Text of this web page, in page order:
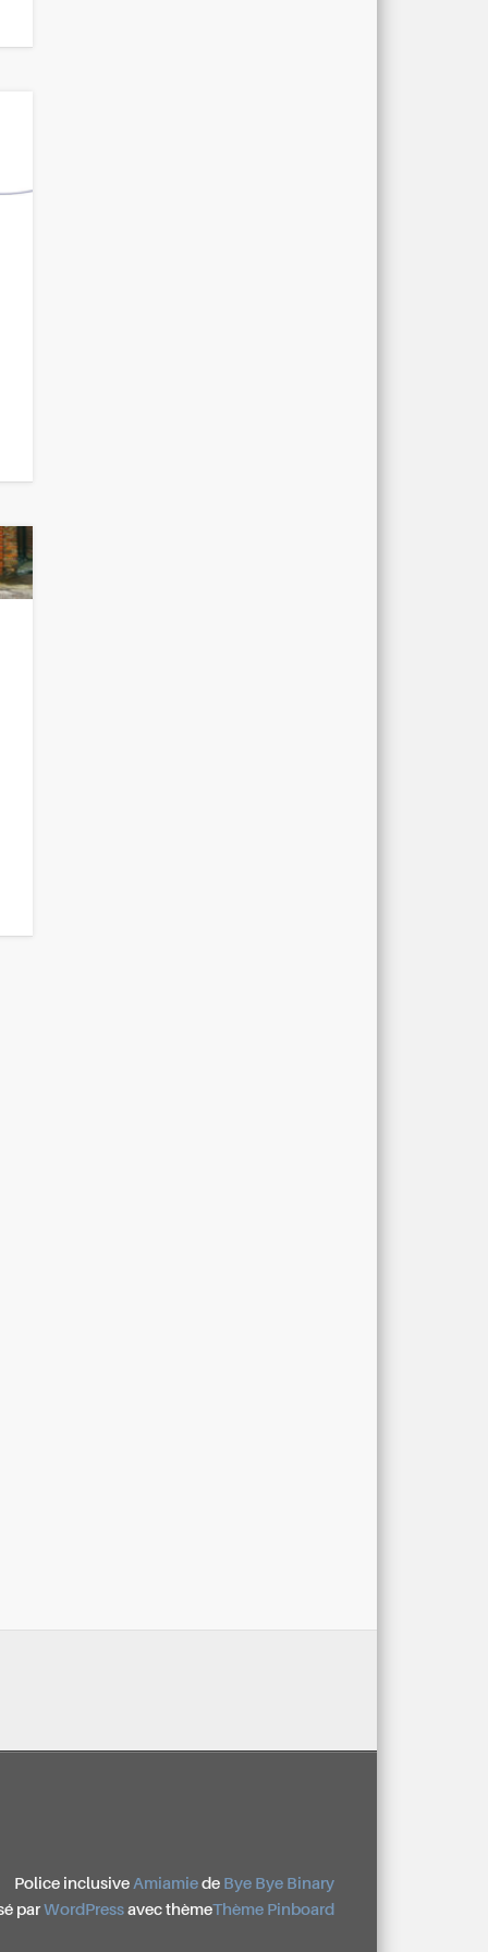
Police inclusive Amiamiede Bye Bye Binary
par WordPressavec thèmeThème Pinboard